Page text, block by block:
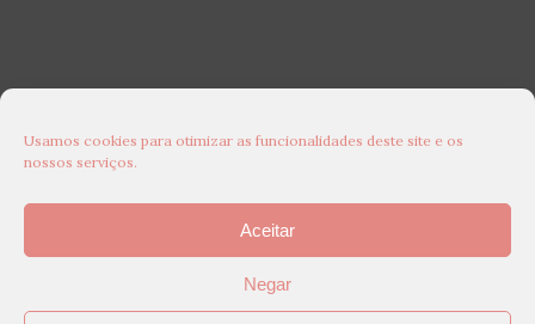
Usamos cookies para otimizar as funcionalidades deste site e os
nossos serviços.
Aceitar
Negar